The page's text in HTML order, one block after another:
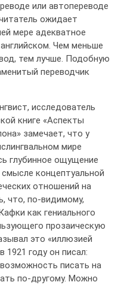
или автопереводе
ожидает
мере адекватное
Чем меньше
тем лучше. Подобную
переводчик
исследователь
книге «Аспекты
замечает, что у
мире
глубинное ощущение
концептуальной
отношений на
что, по-видимому,
как гениального
прозаическую
это «иллюзией
1921 году он писал:
писать на
по-другому. Можно